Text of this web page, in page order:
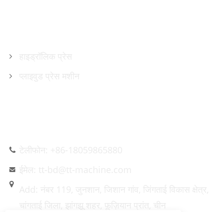
हाइड्रॉलिक प्रेस
प्लाइवुड प्रेस मशीन
टेलीफोन: +86-18059865880
ईमेल: tt-bd@tt-machine.com
Add: नंबर 119, जुनशान, जिशान गांव, जिंगताई विकास क्षेत्र,
चांगताई जिला, झांगझू शहर, फ़ुज़ियान प्रांत, चीन